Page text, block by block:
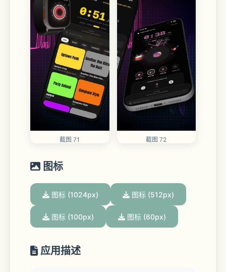
截图 71 截图 72
图标
图标 (1024px) 图标 (512px)
图标 (100px) 图标 (60px)
应用描述